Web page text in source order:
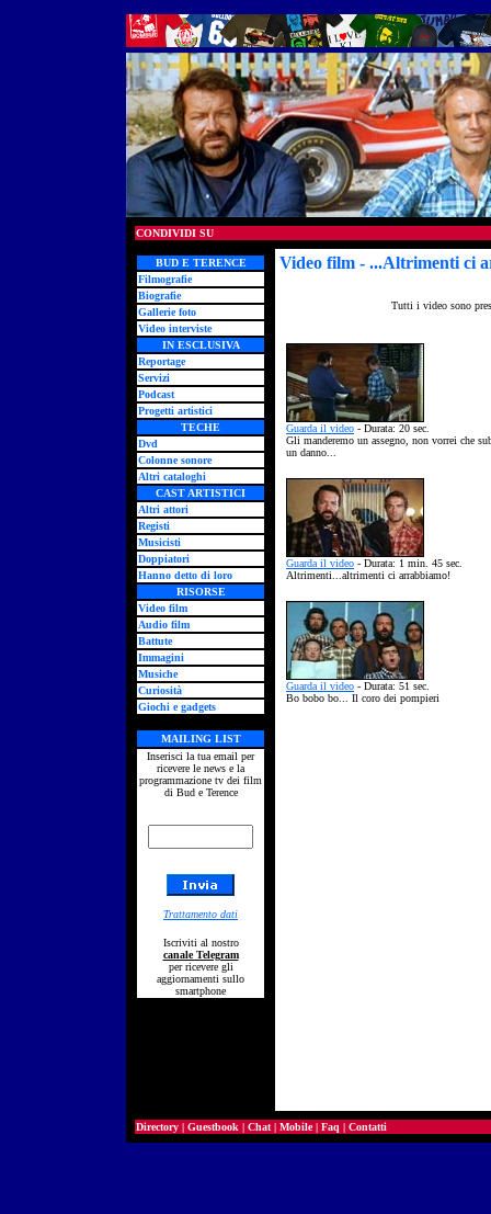
CONDIVIDI SU
BUD E TERENCE
Filmografie
Biografie
Gallerie foto
Video interviste
IN ESCLUSIVA
Reportage
Servizi
Podcast
Progetti artistici
TECHE
Dvd
Colonne sonore
Altri cataloghi
CAST ARTISTICI
Altri attori
Registi
Musicisti
Doppiatori
Hanno detto di loro
RISORSE
Video film
Audio film
Battute
Immagini
Musiche
Curiosità
Giochi e gadgets
MAILING LIST
Inserisci la tua email per
ricevere le news e la
programmazione tv dei film
di Bud e Terence
Trattamento dati
Iscriviti al nostro
canale Telegram
per ricevere gli
aggiornamenti sullo
smartphone
Video film - ...Altrimenti ci
Tutti i video sono
Guarda il video - Durata: 20 sec.
Gli manderemo un assegno, non vorrei che
un danno...
Guarda il video - Durata: 1 min. 45 sec.
Altrimenti...altrimenti ci arrabbiamo!
Guarda il video - Durata: 51 sec.
Bo bobo bo... Il coro dei pompieri
Directory | Guestbook | Chat | Mobile| Faq | Contatti